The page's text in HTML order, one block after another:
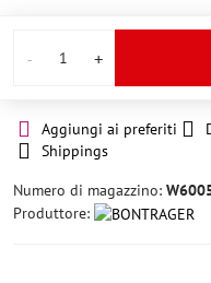
Aggiungi ai preferiti
Shippings
Numero di magazzino:
Produttore: